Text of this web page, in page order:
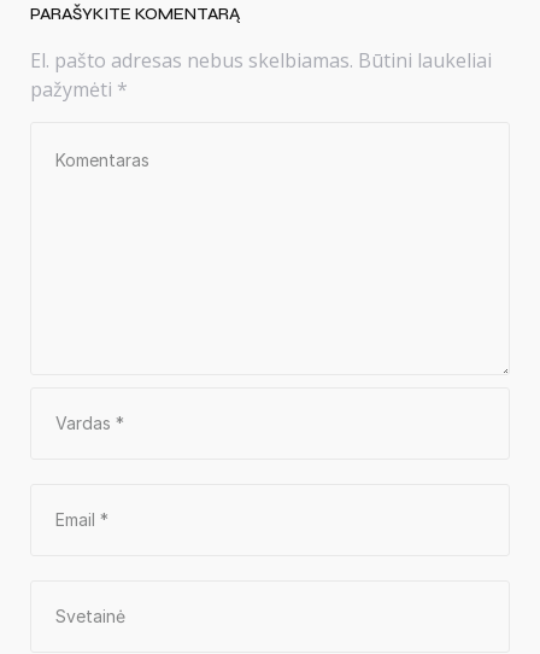
PARAŠYKITE KOMENTARĄ
El. pašto adresas nebus skelbiamas. Būtini laukeliai
pažymėti *